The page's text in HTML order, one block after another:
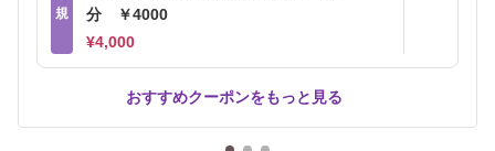
規
分 ￥4000
¥4,000
おすすめクーポンをもっと見る